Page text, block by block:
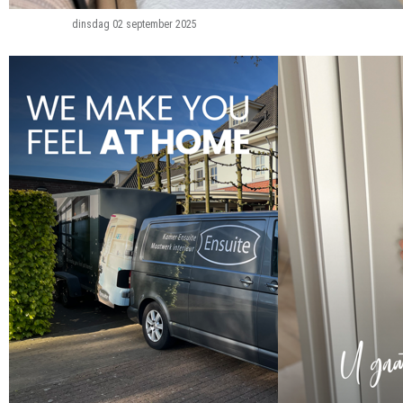
dinsdag 02 september 2025